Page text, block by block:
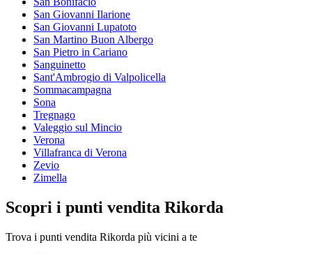
San Giovanni Ilarione
San Giovanni Lupatoto
San Martino Buon Albergo
San Pietro in Cariano
Sanguinetto
Sant'Ambrogio di Valpolicella
Sommacampagna
Sona
Tregnago
Valeggio sul Mincio
Verona
Villafranca di Verona
Zevio
Zimella
Scopri i punti vendita Rikorda
Trova i punti vendita Rikorda più vicini a te